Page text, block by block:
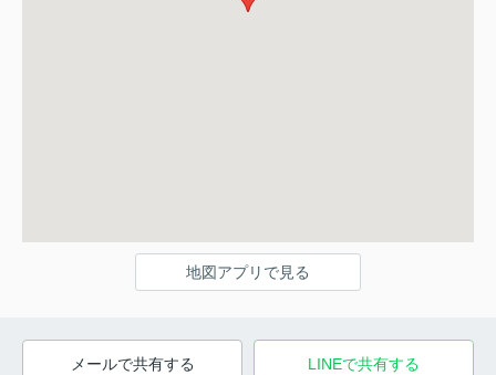
地図アプリで見る
メールで共有する LINEで共有する